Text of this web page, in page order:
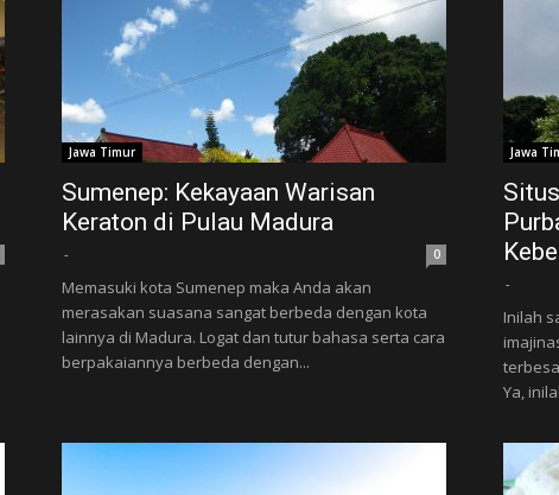
Jawa Timur
Sumenep: Kekayaan Warisan
Keraton di Pulau Madura
- 0
Memasuki kota Sumenep maka Anda akan
merasakan suasana sangat berbeda dengan kota
lainnya di Madura. Logat dan tutur bahasa serta cara
berpakaiannya berbeda dengan...
Jawa
-
Inilah
Ya,